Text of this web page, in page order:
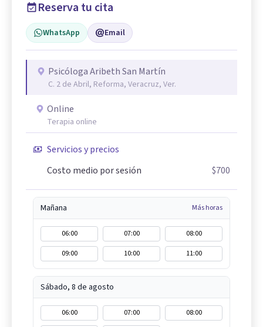
Reserva tu cita
WhatsApp Email
Psicóloga Aribeth San Martín
C. 2 de Abril, Reforma, Veracruz, Ver.
Online
Terapia online
Servicios y precios
Costo medio por sesión
$700
Mañana Más horas
06:00 07:00
08:00
09:00
10:00 11:00
Sábado, 8 de agosto
06:00 07:00
08:00